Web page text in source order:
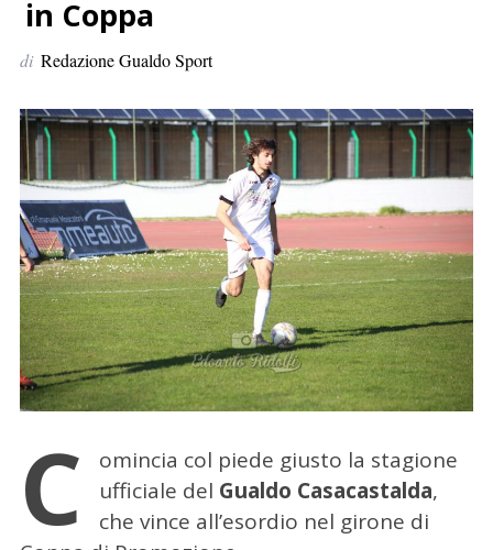
e
r
in Coppa
di Redazione Gualdo Sport
C
omincia col piede giusto la stagione
ufficiale del Gualdo Casacastalda,
che vince all’esordio nel girone di